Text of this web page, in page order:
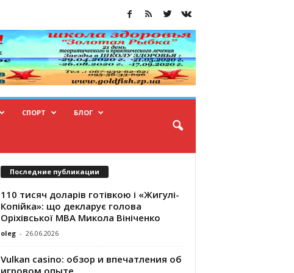
СПОРТ БЛОГ
Последние публикации
110 тисяч доларів готівкою і «Жигулі-
Копійка»: що декларує голова
Оріхівської МВА Микола Вініченко
oleg - 26.06.2026
Vulkan casino: обзор и впечатления об
игровом опыте